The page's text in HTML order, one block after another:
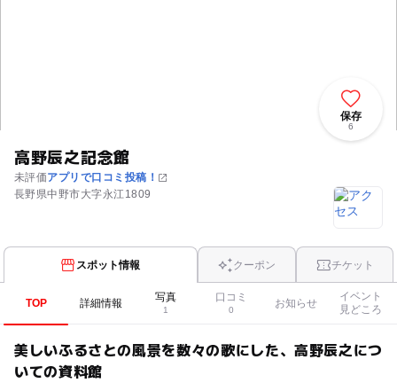
高野辰之記念館
未評価アプリで口コミ投稿！
長野県中野市大字永江1809
保存
6
スポット情報 クーポン チケット
TOP 詳細情報 写真
1
口コミ
0
お知らせ
イベント
見どころ
美しいふるさとの風景を数々の歌にした、高野辰之につ
いての資料館